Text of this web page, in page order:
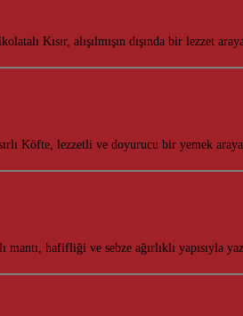
Kısır, alışılmışın dışında bir lezzet
Köfte, lezzetli ve doyurucu bir yemek
mantı, hafifliği ve sebze ağırlıklı yapısıyla